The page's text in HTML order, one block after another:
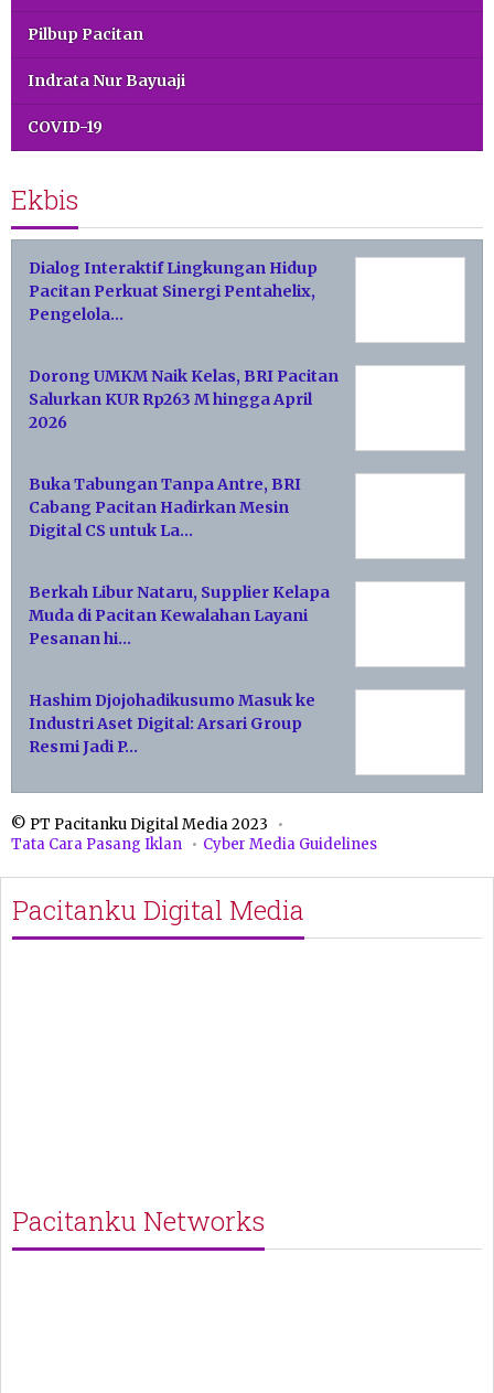
Pilbup Pacitan
Indrata Nur Bayuaji
COVID-19
Ekbis
Dialog Interaktif Lingkungan Hidup
Pacitan Perkuat Sinergi Pentahelix,
Pengelola…
Dorong UMKM Naik Kelas, BRI Pacitan
Salurkan KUR Rp263 M hingga April
2026
Buka Tabungan Tanpa Antre, BRI
Cabang Pacitan Hadirkan Mesin
Digital CS untuk La…
Berkah Libur Nataru, Supplier Kelapa
Muda di Pacitan Kewalahan Layani
Pesanan hi…
Hashim Djojohadikusumo Masuk ke
Industri Aset Digital: Arsari Group
Resmi Jadi P…
© PT Pacitanku Digital Media 2023
Tata Cara Pasang Iklan
Cyber Media Guidelines
Pacitanku Digital Media
Pacitanku Networks